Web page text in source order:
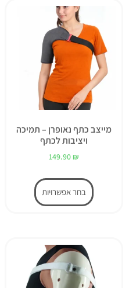
מייצב כתף נאופרן – תמיכה
ויציבות לכתף
149.90 ₪
בחר אפשרויות